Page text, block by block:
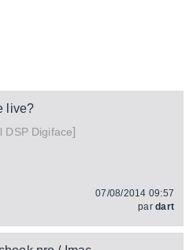
live?
DSP Digiface]
07/08/2014 09:57
pardart